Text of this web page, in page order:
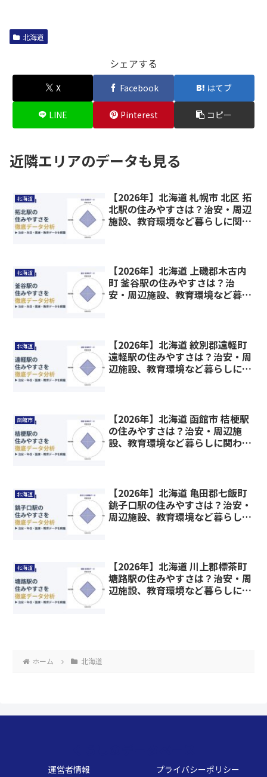
北海道
シェアする
X Facebook はてブ
LINE Pinterest コピー
近隣エリアのデータも見る
北海道
【2026年】北海道 札幌市 北区 拓
北駅の住みやすさは？治安・周辺
施設、教育環境など暮らしに関わ
北海道
【2026年】北海道 上磯郡木古内
町 釜谷駅の住みやすさは？治
安・周辺施設、教育環境など暮ら
北海道
【2026年】北海道 紋別郡遠軽町
遠軽駅の住みやすさは？治安・周
辺施設、教育環境など暮らしに関
函館市
【2026年】北海道 函館市 桔梗駅
の住みやすさは？治安・周辺施
設、教育環境など暮らしに関わる
北海道
【2026年】北海道 亀田郡七飯町
銚子口駅の住みやすさは？治安・
周辺施設、教育環境など暮らしに
北海道
【2026年】北海道 川上郡標茶町
塘路駅の住みやすさは？治安・周
辺施設、教育環境など暮らしに関
ホーム 北海道
運営者情報 プライバシーポリシー